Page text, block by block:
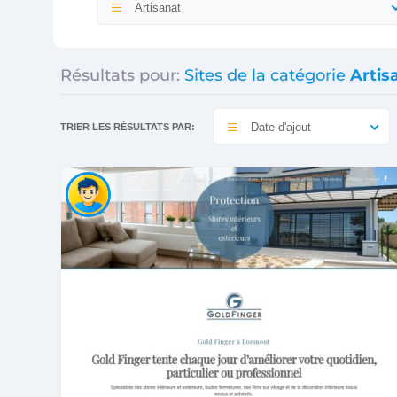
Artisanat
Résultats pour: Sites de la catégorie
TRIER LES RÉSULTATS PAR: Date d'ajout